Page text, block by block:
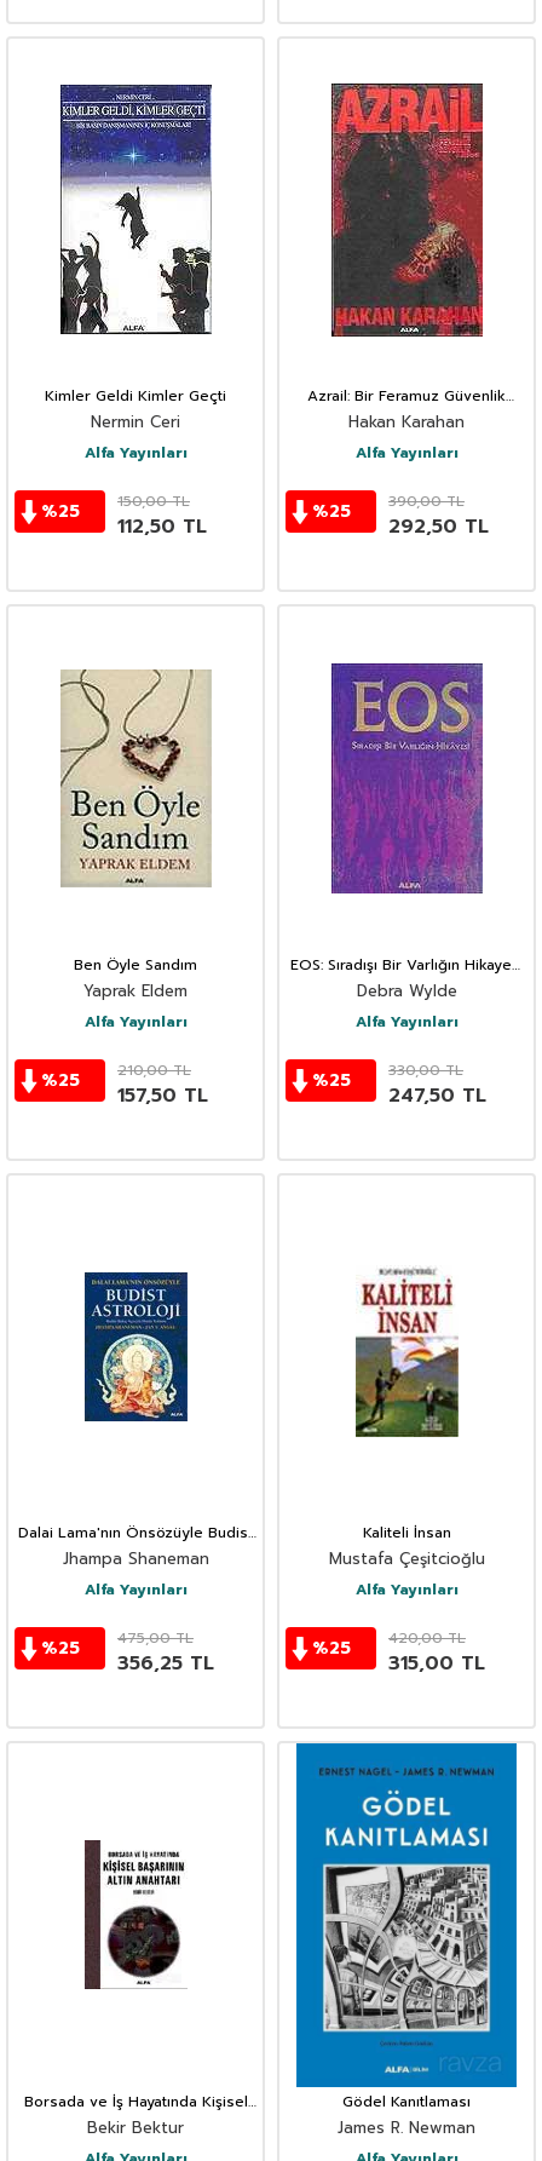
Kimler Geldi Kimler Geçti
Nermin Ceri
Alfa Yayınları
%25 150,00TL
112,50 TL
Azrail: Bir Feramuz Güvenlik
Macerası
Hakan Karahan
Alfa Yayınları
%25 390,00TL
292,50 TL
Ben Öyle Sandım
Yaprak Eldem
Alfa Yayınları
%25 210,00TL
157,50 TL
EOS: Sıradışı Bir Varlığın Hikayesi
(Ciltli)
Debra Wylde
Alfa Yayınları
%25 330,00TL
247,50 TL
Dalai Lama'nın Önsözüyle Budist
Astroloji - Bakış Açısıyla Harita
Yorumu
Jhampa Shaneman
Alfa Yayınları
%25 475,00TL
356,25 TL
Kaliteli İnsan
Mustafa Çeşitcioğlu
Alfa Yayınları
%25 420,00TL
315,00 TL
Borsada ve İş Hayatında Kişisel
Başarının Altın Anahtarı
Bekir Bektur
Gödel Kanıtlaması
James R. Newman